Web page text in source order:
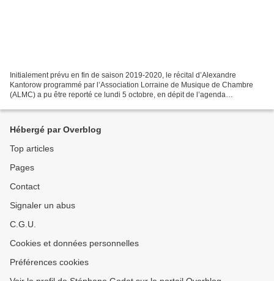
Initialement prévu en fin de saison 2019-2020, le récital d’Alexandre
Kantorow programmé par l’Association Lorraine de Musique de Chambre
(ALMC) a pu être reporté ce lundi 5 octobre, en dépit de l’agenda
Hébergé par Overblog
Top articles
Pages
Contact
Signaler un abus
C.G.U.
Cookies et données personnelles
Préférences cookies